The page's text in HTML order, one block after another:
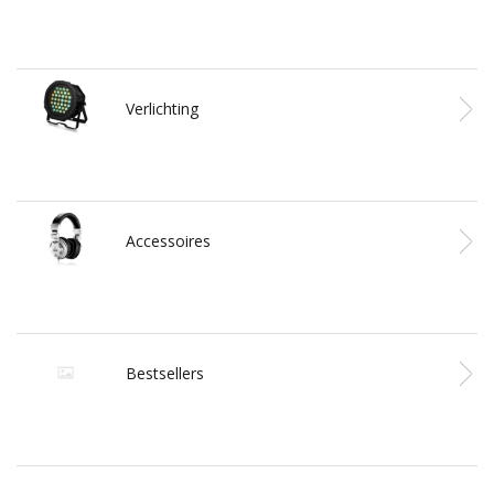
Verlichting
Accessoires
Bestsellers